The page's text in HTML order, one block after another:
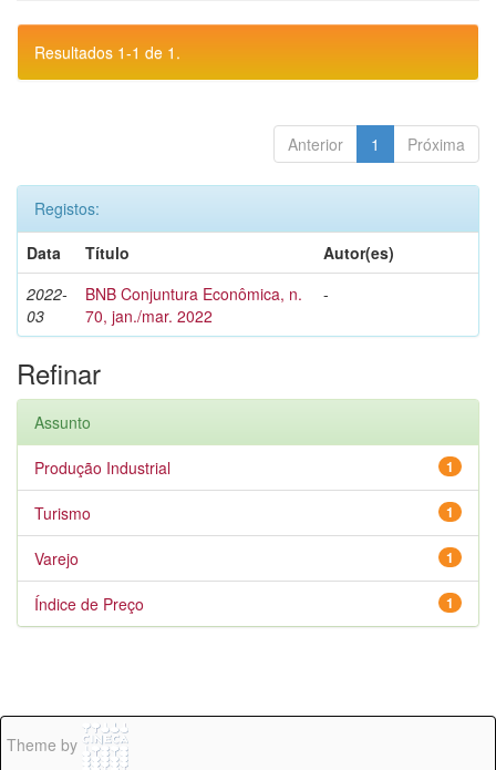
Resultados 1-1 de 1.
Anterior 1 Próxima
Registos:
Data
Título
Autor(es)
2022-
03
BNB Conjuntura Econômica, n.
70, jan./mar. 2022
-
Refinar
Assunto
1
Produção Industrial
1
Turismo
1
Varejo
1
Índice de Preço
Theme by